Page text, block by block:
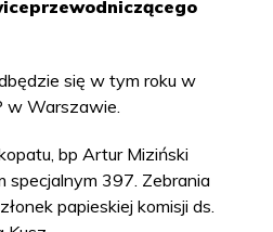
się w tym roku w
w Warszawie.
bp Artur Miziński
specjalnym 397. Zebrania
papieskiej komisji ds.